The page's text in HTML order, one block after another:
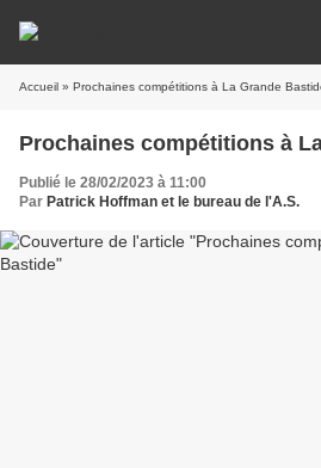
Accueil » Prochaines compétitions à La Grande
Prochaines compétitions à
Publié le 28/02/2023 à 11:00
Par Patrick Hoffman et le bureau de l'A.S.